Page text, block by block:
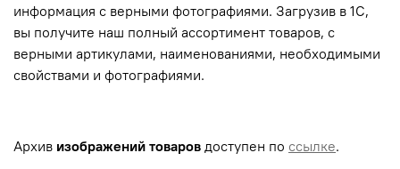
информация с верными фотографиями. Загрузив в 1С,
вы получите наш полный ассортимент товаров, с
верными артикулами, наименованиями, необходимыми
свойствами и фотографиями.
Архив изображений товаров доступен по ссылке.